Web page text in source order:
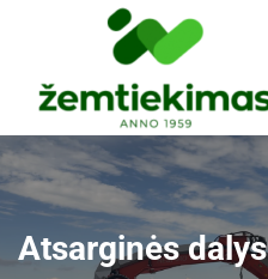
Atsarginės dalys